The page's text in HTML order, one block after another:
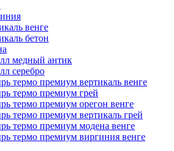
венге
бетон
медный антик
серебро
термо премиум вертикаль венге
термо премиум грей
термо премиум орегон венге
термо премиум вертикаль грей
термо премиум модена венге
термо премиум виргиния венге